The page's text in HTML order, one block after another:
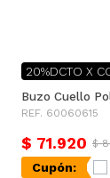
20%DCTO X
Buzo Cuello
REF. 60060615
$ 71.920 $
Cupón: